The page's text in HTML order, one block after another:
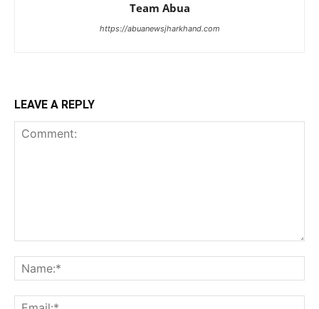
Team Abua
https://abuanewsjharkhand.com
LEAVE A REPLY